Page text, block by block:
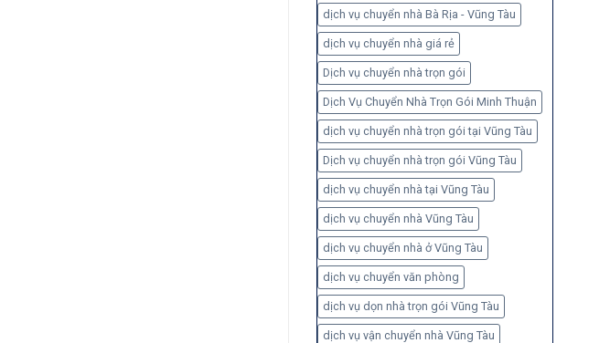
dịch vụ chuyển nhà Bà Rịa - Vũng Tàu
dịch vụ chuyển nhà giá rẻ
Dịch vụ chuyển nhà trọn gói
Dịch Vụ Chuyển Nhà Trọn Gói Minh Thuận
dịch vụ chuyển nhà trọn gói tại Vũng Tàu
Dịch vụ chuyển nhà trọn gói Vũng Tàu
dịch vụ chuyển nhà tại Vũng Tàu
dịch vụ chuyển nhà Vũng Tàu
dịch vụ chuyển nhà ở Vũng Tàu
dịch vụ chuyển văn phòng
dịch vụ dọn nhà trọn gói Vũng Tàu
dịch vụ vận chuyển nhà Vũng Tàu